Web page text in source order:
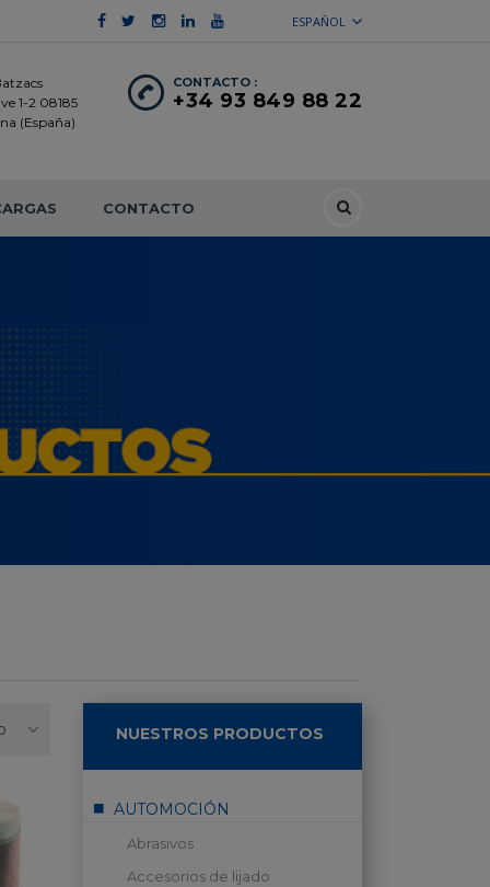
ESPAÑOL
CONTACTO :
+34 93 849 88 22
1-2 08185
(España)
CONTACTO
NUESTROS PRODUCTOS
AUTOMOCIÓN
Abrasivos
Accesorios de lijado